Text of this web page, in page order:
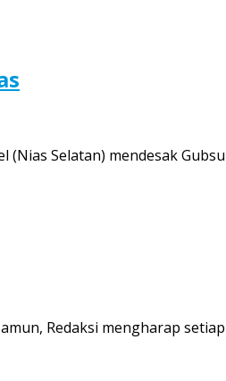
Selatan) mendesak
Redaksi mengharap